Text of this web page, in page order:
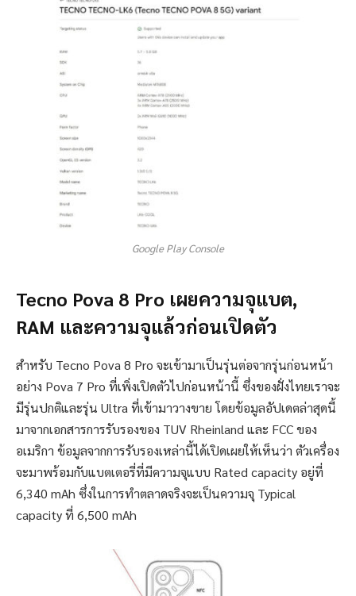
Google Play Console
Tecno Pova 8 Pro เผยความจุแบต,
RAM และความจุแล้วก่อนเปิดตัว
สำหรับ Tecno Pova 8 Pro จะเข้ามาเป็นรุ่นต่อจากรุ่นก่อนหน้า
อย่าง Pova 7 Pro ที่เพิ่งเปิดตัวไปก่อนหน้านี้ ซึ่งของฝั่งไทยเราจะ
มีรุ่นปกติและรุ่น Ultra ที่เข้ามาวางขาย โดยข้อมูลอัปเดตล่าสุดนี้
มาจากเอกสารการรับรองของ TUV Rheinland และ FCC ของ
อเมริกา ข้อมูลจากการรับรองเหล่านี้ได้เปิดเผยให้เห็นว่า ตัวเครื่อง
จะมาพร้อมกับแบตเตอรี่ที่มีความจุแบบ Rated capacity อยู่ที่
6,340 mAh ซึ่งในการทำตลาดจริงจะเป็นความจุ Typical
capacity ที่ 6,500 mAh